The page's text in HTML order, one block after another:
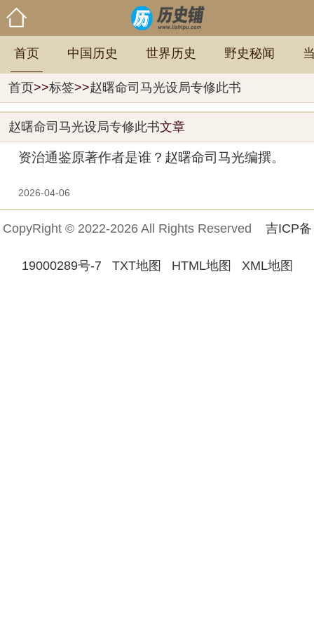
首页 中国历史 世界历史 野史秘闻
首页>>标签>>赵曙命司马光设局专修此书
赵曙命司马光设局专修此书文章
资治通鉴原著作者是谁？赵曙命司马光编撰。
2026-04-06
CopyRight © 2022-2026 All Rights Reserved 吉ICP备
19000289号-7 TXT地图 HTML地图 XML地图